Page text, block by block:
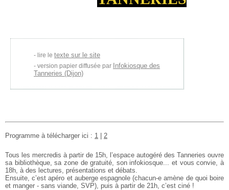
lire le texte sur le site
version papier diffusée par Infokiosque des
Tanneries (Dijon)
Programme à télécharger ici : 1 2
Tous les mercredis à partir de 15h, l’espace autogéré des Tanneries ouvre
sa bibliothèque, sa zone de gratuité, son infokiosque... et vous convie, à
18h, à des lectures, présentations et débats.
Ensuite, c’est apéro et auberge espagnole (chacun-e amène de quoi boire
et manger - sans viande, SVP), puis à partir de 21h, c’est ciné !